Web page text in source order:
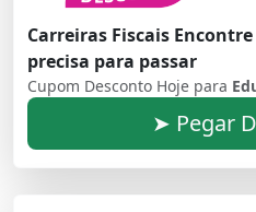
Carreiras Fiscais
precisa para passar
Cupom Desconto Hoje para
➤ Pegar